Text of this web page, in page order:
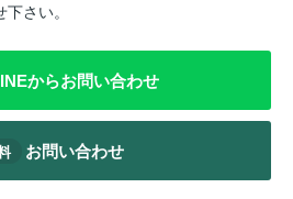
さい。
からお問い合わせ
お問い合わせ